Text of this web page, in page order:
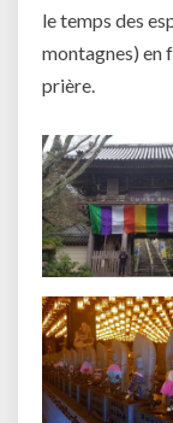
le temps des
montagnes) en
prière.